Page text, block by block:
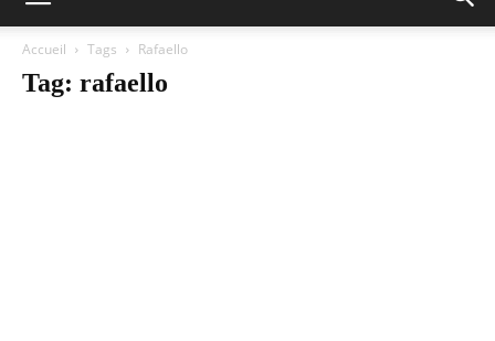
Accueil Tags Rafaello
Tag: rafaello